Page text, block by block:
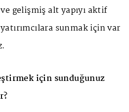
gelişmiş alt yapıyı aktif
sunmak için var
için sunduğunuz